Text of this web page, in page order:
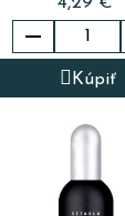

Kúpiť